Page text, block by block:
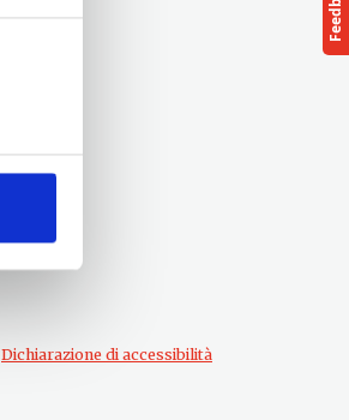
Dichiarazione di accessibilità